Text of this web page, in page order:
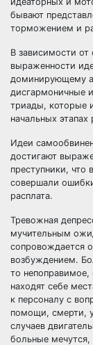
бывают
торможением и
В зависимости от
выраженности
доминирующему
дисгармоничные
триады, которые
начальных этапах
Идеи
достигают
преступники, что
совершали
расплата.
Тревожная
мучительным
сопровождается
возбуждением.
то
находят себе
к персоналу с
помощи, смерти,
случаев
больные мечутся,